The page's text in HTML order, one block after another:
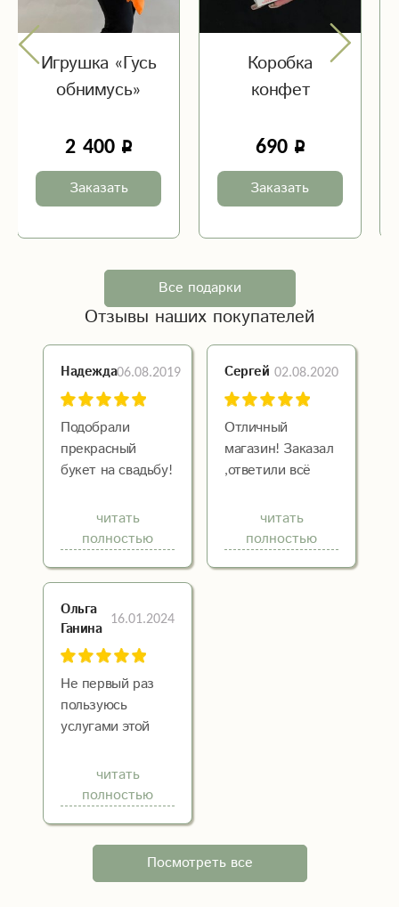
Игрушка «Гусь
обнимусь»
2 400
Заказать
Коробка
конфет
690
Заказать
Все подарки
Отзывы наших покупателей
Надежда06.08.2019
Подобрали
прекрасный
букет на свадьбу!
спасибо! Жаль
нет возможности
прикрепить
фото...
читать
полностью
Сергей 02.08.2020
Отличный
магазин! Заказал
,ответили всё
доставили в срок.
Девушка
довольна :)
читать
полностью
Ольга
Ганина 16.01.2024
Не первый раз
пользуюсь
услугами этой
причём заказ
оформляю из
другого города
помогут в выборе
букета. Заказ
читать
полностью
Посмотреть все